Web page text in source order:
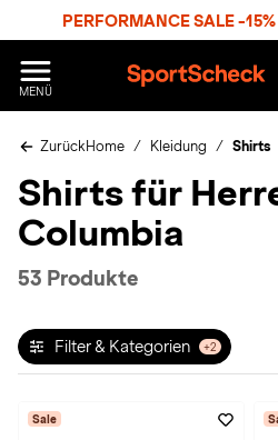
PERFORMANCE SALE -
MENÜ
p
r
S
h
c
ZurückHome Kleidung Shirts
Shirts für
Columbia
53 Produkte
Filter & Kategorien +2
Sale